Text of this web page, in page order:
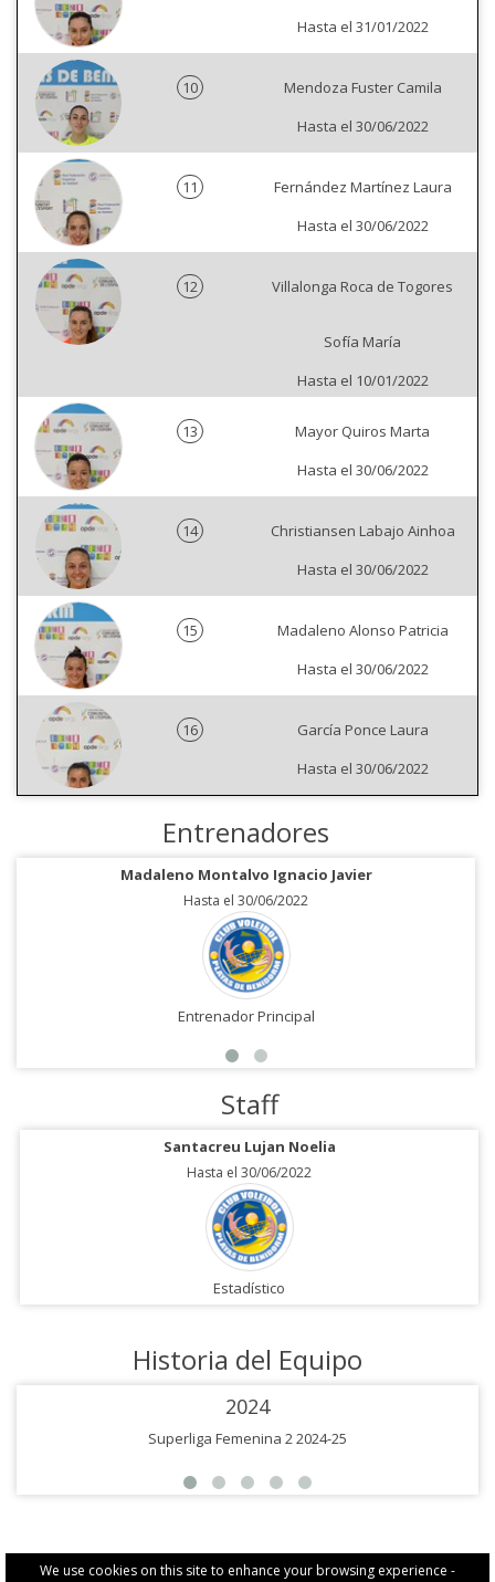
We use cookies on this site to enhance your browsing experience -
Hasta el 31/01/2022
10
Mendoza Fuster Camila
Hasta el 30/06/2022
11
Fernández Martínez Laura
Hasta el 30/06/2022
12 Villalonga Roca de Togores
Sofía María
Hasta el 10/01/2022
13
Mayor Quiros Marta
Hasta el 30/06/2022
14
Christiansen Labajo Ainhoa
Hasta el 30/06/2022
15
Madaleno Alonso Patricia
Hasta el 30/06/2022
16
García Ponce Laura
Hasta el 30/06/2022
Entrenadores
Madaleno Montalvo Ignacio Javier
Hasta el 30/06/2022
Entrenador Principal
Staff
Santacreu Lujan Noelia
Hasta el 30/06/2022
Estadístico
Historia del Equipo
2024
Superliga Femenina 2 2024-25